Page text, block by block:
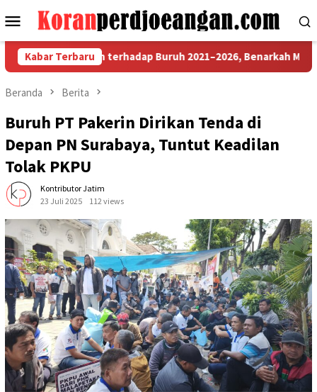
ke
Menu
Mobile
Kabar Terbaruterhadap Buruh 2021–2026, Benarkah Makin Pro
Beranda Berita
Buruh PT Pakerin Dirikan Tenda di
Depan PN Surabaya, Tuntut Keadilan
Tolak PKPU
Kontributor Jatim
23 Juli 2025
112 views